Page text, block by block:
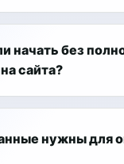
начать без
сайта?
нужны для